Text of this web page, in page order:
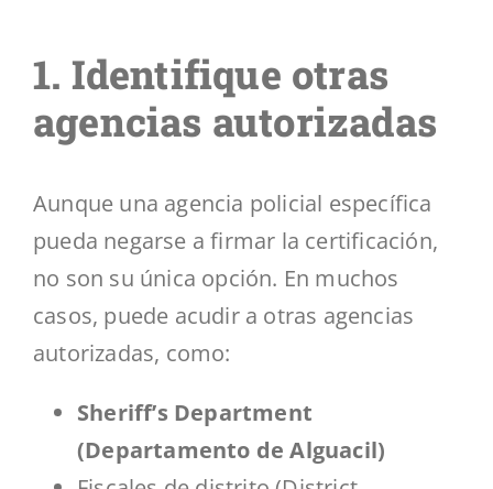
1. Identifique otras
agencias autorizadas
Aunque una agencia policial específica
pueda negarse a firmar la certificación,
no son su única opción. En muchos
casos, puede acudir a otras agencias
autorizadas, como:
Sheriff’s Department
(Departamento de Alguacil)